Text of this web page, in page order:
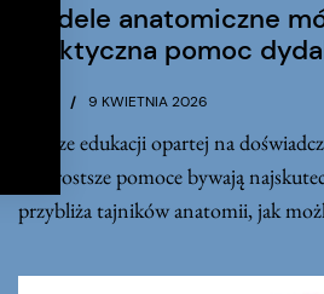
Modele anatomiczne
praktyczna pomoc
9 KWIETNIA 2026
W erze edukacji opartej na
najprostsze pomoce bywają
przybliża tajników anatomii, jak